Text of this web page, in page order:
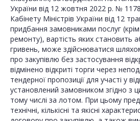
України від 12 жовтня 2022 р. №
Кабінету Міністрів України від 12
придбання замовниками послуг
ремонту), вартість яких становить
гривень, може здійснюватися
про закупівлю без застосування
відмінено відкриті торги через
тендерної пропозиції для участі у
установлений замовником згідно з
тому числі за лотом. При цьому
технічні, кількісні та якісні